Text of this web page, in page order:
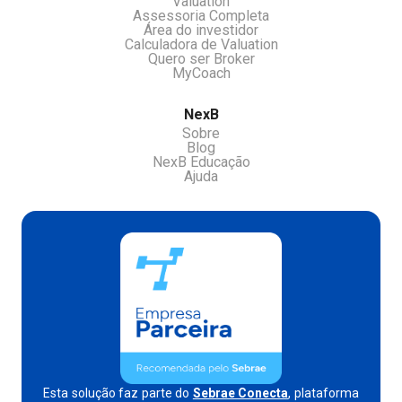
Assessoria Completa
Área do investidor
Calculadora de Valuation
Quero ser Broker
MyCoach
NexB
Sobre
Blog
NexB Educação
Ajuda
Esta solução faz parte do Sebrae Conecta, plataforma